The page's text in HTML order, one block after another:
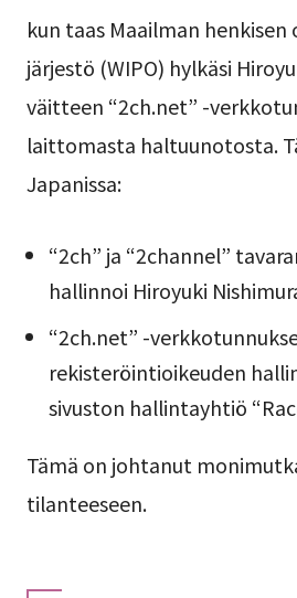
kun taas Maailman henkisen
järjestö (WIPO) hylkäsi
väitteen “2ch.net” -
laittomasta haltuunotosta.
Japanissa:
“2ch” ja “2channel”
hallinnoi Hiroyuki
“2ch.net” -
rekisteröintioikeuden
sivuston hallintayhtiö
Tämä on johtanut
tilanteeseen.